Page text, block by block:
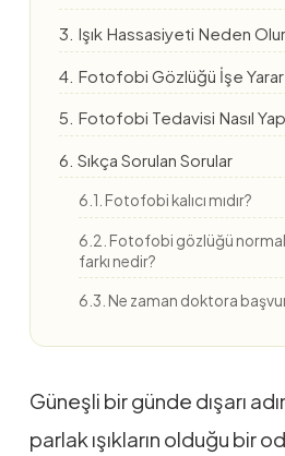
3. Işık Hassasiyeti Neden
4. Fotofobi Gözlüğü İşe Yarar
5. Fotofobi Tedavisi Nasıl
6. Sıkça Sorulan Sorular
6.1. Fotofobi kalıcı mıdır?
6.2. Fotofobi gözlüğü
farkı nedir?
6.3. Ne zaman doktora
Güneşli bir günde dışarı
parlak ışıkların olduğu bir